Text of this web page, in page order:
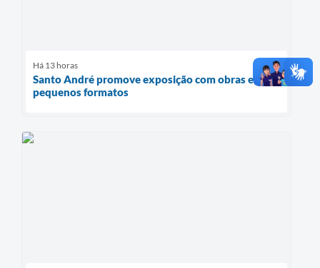
Há 13 horas
Santo André promove exposição com obras em
pequenos formatos